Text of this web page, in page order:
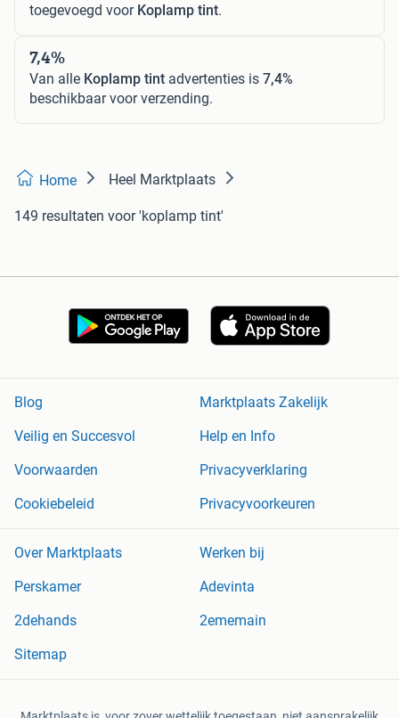
toegevoegd voor Koplamp tint.
7,4%
Van alle Koplamp tint advertenties is 7,4%
beschikbaar voor verzending.
Home Heel Marktplaats
149 resultaten voor 'koplamp tint'
Blog
Marktplaats Zakelijk
Veilig en Succesvol
Help en Info
Voorwaarden
Privacyverklaring
Cookiebeleid
Privacyvoorkeuren
Over Marktplaats
Werken bij
Perskamer
Adevinta
2dehands
2ememain
Sitemap